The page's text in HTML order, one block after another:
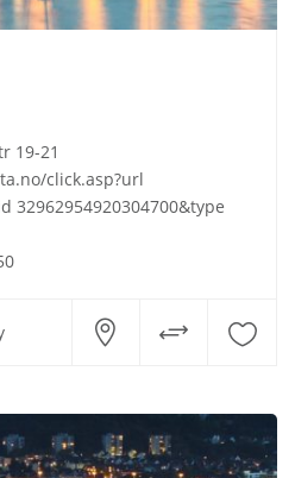
19-21
click.asp?url
32962954920304700&type